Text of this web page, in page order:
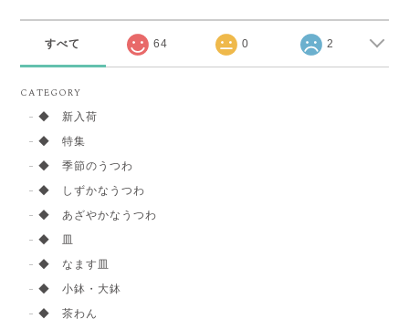
すべて 64 0 2
CATEGORY
◆ 新入荷
◆ 特集
◆ 季節のうつわ
◆ しずかなうつわ
◆ あざやかなうつわ
◆ 皿
◆ なます皿
◆ 小鉢・大鉢
◆ 茶わん